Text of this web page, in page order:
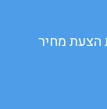
הצעת מחיר